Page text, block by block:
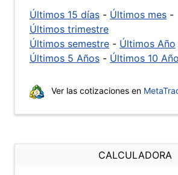
Últimos 15 días - Últimos mes -
Últimos trimestre
Últimos semestre - Últimos Año
Últimos 5 Años - Últimos 10
Ver las cotizaciones en
CALCULADORA